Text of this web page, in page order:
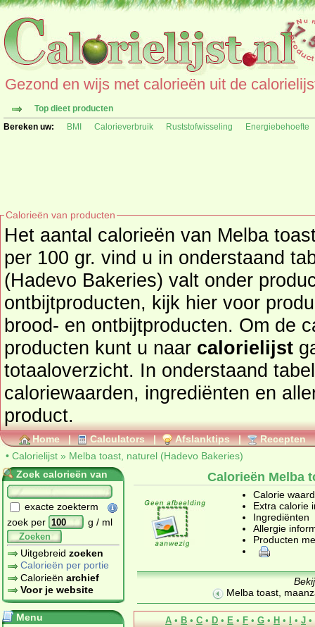
Gezond en wijs met calorieën uit de
Top dieet producten
Bereken uw:
BMI Calorieverbruik Ruststofwisseling Energiebehoefte
Calorieën van producten
Het aantal calorieën van Melba
per 100 gr. vind u in onderstaand
(Hadevo Bakeries) valt onder productgroep brood- en
ontbijtproducten, kijk hier voor
brood- en ontbijtproducten. Om de calorieën te bekijken van
producten kunt u naar calorielijst
totaaloverzicht. In onderstaand
caloriewaarden, ingrediënten en allergenen informatie van dit
product.
Home | Calculators | Afslanktips | Recepten
• Calorielijst » Melba toast, naturel (Hadevo Bakeries)
Zoek calorieën van
exacte zoekterm
zoek per
g / ml
Zoeken
Uitgebreid zoeken
Calorieën per portie
Calorieën archief
Voor je website
Menu
Calorieën Melba
Calorie
Extra calorie
Ingrediënten
Allergie
Producten
Melba toast,
A • B • C • D • E • F • G • H • I • J •